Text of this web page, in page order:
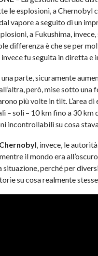
le esplosioni, a Chernobyl
vapore a seguito di un
a Fukushima,
differenza è che se per
fu seguita in diretta e
parte, sicuramente
però, mise sotto
più volte in tilt. L’area
– soli – 10 km fino a 30 km
incontrollabili su cosa
Chernobyl , invece, le
il mondo era
situazione, perché per
su cosa realmente